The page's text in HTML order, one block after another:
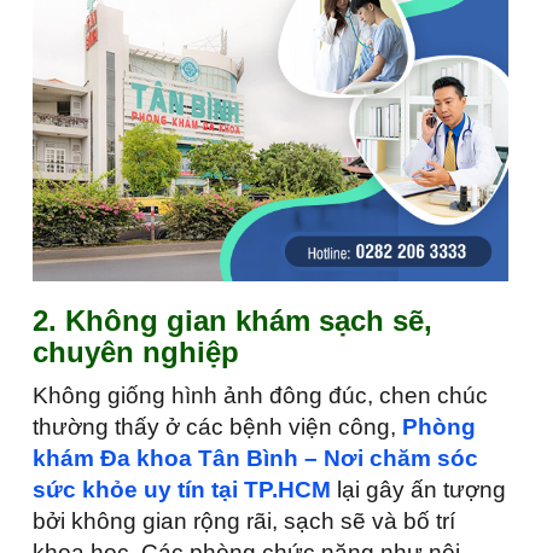
2. Không gian khám sạch sẽ,
chuyên nghiệp
Không giống hình ảnh đông đúc, chen chúc
thường thấy ở các bệnh viện công, Phòng
khám Đa khoa Tân Bình – Nơi chăm sóc
sức khỏe uy tín tại TP.HCM lại gây ấn tượng
bởi không gian rộng rãi, sạch sẽ và bố trí